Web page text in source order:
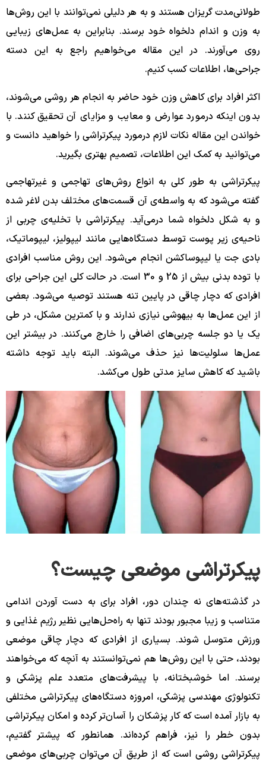
طولانی‌مدت گریزان هستند و به هر دلیلی نمی‌توانند با این روش‌ها
به وزن و اندام دلخواه خود برسند. بنابراین به عمل‌های زیبایی
روی می‌آورند. در این مقاله می‌خواهیم راجع به این دسته
جراحی‌ها، اطلاعات کسب کنیم.
اکثر افراد برای کاهش وزن خود حاضر به انجام هر روشی می‌شوند،
بدون اینکه درمورد عوارض و معایب و مزایای آن تحقیق کنند. با
خواندن این مقاله نکات لازم درمورد پیکرتراشی را خواهید دانست و
می‌توانید به کمک این اطلاعات، تصمیم بهتری بگیرید.
پیکرتراشی به طور کلی به انواع روش‌های تهاجمی و غیرتهاجمی
گفته می‌شود که به واسطه‌ی آن قسمت‌های مختلف بدن لاغر شده
و به شکل دلخواه شما درمی‌آید. پیکرتراشی با تخلیه‌ی چربی از
ناحیه‌ی زیر پوست توسط دستگاه‌هایی مانند لیپولیز، لیپوماتیک،
بادی جت یا لیپوساکشن انجام می‌شود. این روش مناسب افرادی
با توده بدنی بیش از 25 و 30 است. در حالت کلی این جراحی برای
افرادی که دچار چاقی در پایین تنه هستند توصیه می‌شود. بعضی
از این عمل‌ها به بیهوشی نیازی ندارند و با کمترین مشکل، در طی
یک یا دو جلسه چربی‌های اضافی را خارج می‌کنند. در بیشتر این
عمل‌ها سلولیت‌ها نیز حذف می‌شوند. البته باید توجه داشته
باشید که کاهش سایز مدتی طول می‌کشد.
پیکرتراشی موضعی چیست؟
در گذشته‌های نه چندان دور، افراد برای به دست آوردن اندامی
متناسب و زیبا مجبور بودند تنها به راه‌حل‌هایی نظیر رژیم غذایی و
ورزش متوسل شوند. بسیاری از افرادی که دچار چاقی موضعی
بودند، حتی با این روش‌ها هم نمی‌توانستند به آنچه که می‌خواهند
برسند. اما خوشبختانه، با پیشرفت‌های متعدد علم پزشکی و
تکنولوژی مهندسی پزشکی، امروزه دستگاه‌های پیکرتراشی مختلفی
به بازار آمده است که کار پزشکان را آسان‌تر کرده‌ و امکان پیکرتراشی
بدون خطر را نیز، فراهم کرده‌اند. همانطور که پیشتر گفتیم،
پیکرتراشی روشی است که از طریق آن می‌توان چربی‌های موضعی